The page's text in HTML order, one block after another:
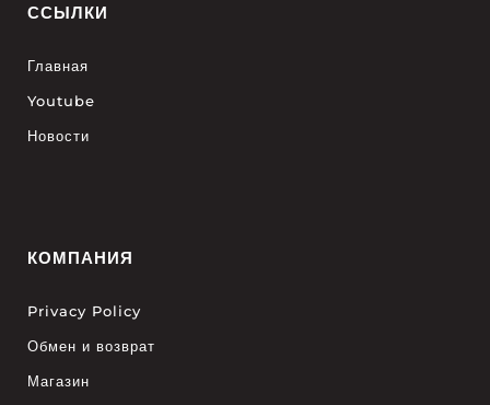
ССЫЛКИ
Главная
Youtube
Новости
КОМПАНИЯ
Privacy Policy
Обмен и возврат
Магазин